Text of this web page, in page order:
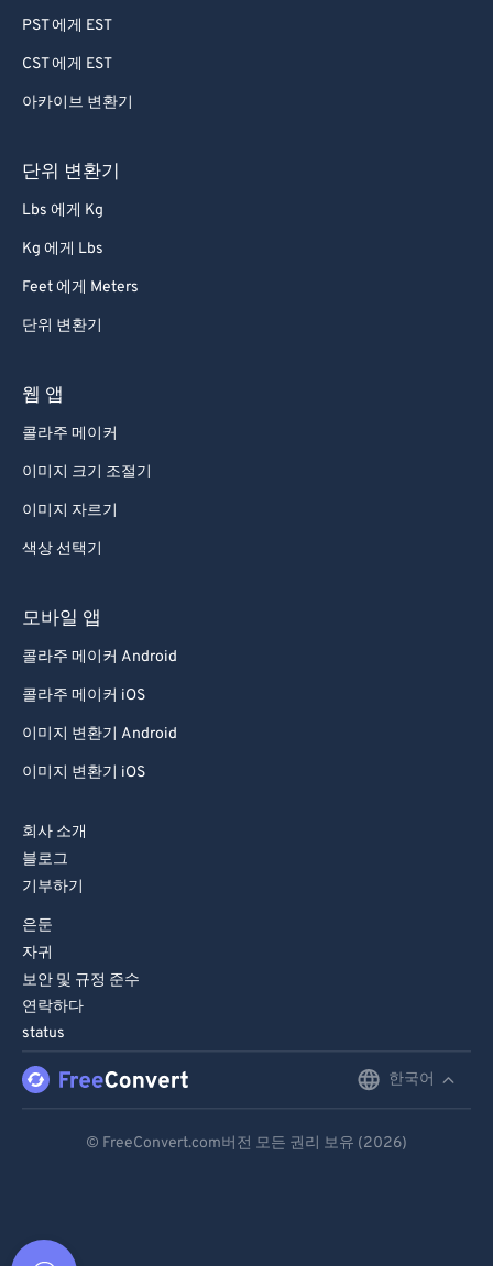
PST 에게 EST
CST 에게 EST
아카이브 변환기
단위 변환기
Lbs 에게 Kg
Kg 에게 Lbs
Feet 에게 Meters
단위 변환기
웹 앱
콜라주 메이커
이미지 크기 조절기
이미지 자르기
색상 선택기
모바일 앱
콜라주 메이커 Android
콜라주 메이커 iOS
이미지 변환기 Android
이미지 변환기 iOS
회사 소개
블로그
기부하기
은둔
자귀
보안 및 규정 준수
연락하다
status
한국어
© FreeConvert.com버전 모든 권리 보유 (2026)